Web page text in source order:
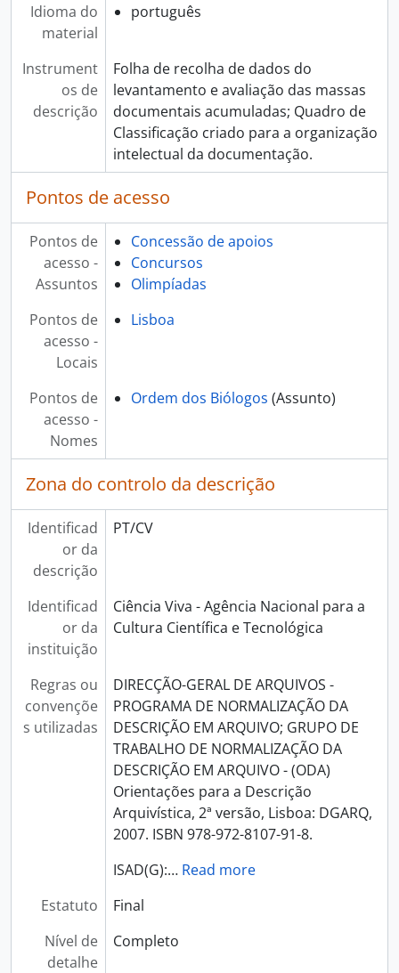
Idioma do
material
português
Instrument
os de
descrição
Folha de recolha de dados do
levantamento e avaliação das massas
documentais acumuladas; Quadro de
Classificação criado para a organização
intelectual da documentação.
Pontos de acesso
Pontos de
acesso -
Assuntos
Concessão de apoios
Concursos
Olimpíadas
Pontos de
acesso -
Locais
Lisboa
Pontos de
acesso -
Nomes
Ordem dos Biólogos (Assunto)
Zona do controlo da descrição
Identificad
or da
descrição
PT/CV
Identificad
or da
instituição
Ciência Viva - Agência Nacional para a
Cultura Científica e Tecnológica
Regras ou
convençõe
s utilizadas
DIRECÇÃO-GERAL DE ARQUIVOS -
PROGRAMA DE NORMALIZAÇÃO DA
DESCRIÇÃO EM ARQUIVO; GRUPO DE
TRABALHO DE NORMALIZAÇÃO DA
DESCRIÇÃO EM ARQUIVO - (ODA)
Orientações para a Descrição
Arquivística, 2ª versão, Lisboa: DGARQ,
2007. ISBN 978-972-8107-91-8.
ISAD(G):… Read more
Estatuto
Final
Nível de
detalhe
Completo